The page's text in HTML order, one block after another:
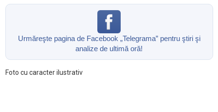
Urmăreşte pagina de Facebook „Telegrama” pentru ştiri şi
analize de ultimă oră!
Foto cu caracter ilustrativ